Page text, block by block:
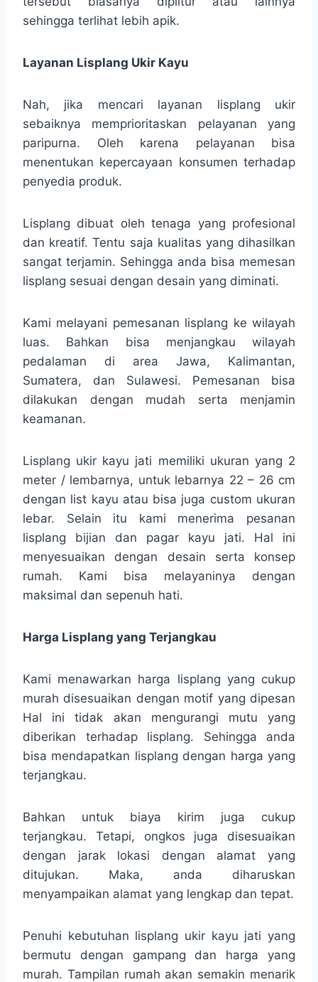
sehingga terlihat lebih apik.
Layanan Lisplang Ukir Kayu
Nah, jika mencari layanan lisplang ukir
sebaiknya memprioritaskan pelayanan yang
paripurna. Oleh karena pelayanan bisa
menentukan kepercayaan konsumen terhadap
penyedia produk.
Lisplang dibuat oleh tenaga yang profesional
dan kreatif. Tentu saja kualitas yang dihasilkan
sangat terjamin. Sehingga anda bisa memesan
lisplang sesuai dengan desain yang diminati.
Kami melayani pemesanan lisplang ke wilayah
luas. Bahkan bisa menjangkau wilayah
pedalaman di area Jawa, Kalimantan,
Sumatera, dan Sulawesi. Pemesanan bisa
dilakukan dengan mudah serta menjamin
keamanan.
Lisplang ukir kayu jati memiliki ukuran yang 2
meter / lembarnya, untuk lebarnya 22 – 26 cm
dengan list kayu atau bisa juga custom ukuran
lebar. Selain itu kami menerima pesanan
lisplang bijian dan pagar kayu jati. Hal ini
menyesuaikan dengan desain serta konsep
rumah. Kami bisa melayaninya dengan
maksimal dan sepenuh hati.
Harga Lisplang yang Terjangkau
Kami menawarkan harga lisplang yang cukup
murah disesuaikan dengan motif yang dipesan
Hal ini tidak akan mengurangi mutu yang
diberikan terhadap lisplang. Sehingga anda
bisa mendapatkan lisplang dengan harga yang
terjangkau.
Bahkan untuk biaya kirim juga cukup
terjangkau. Tetapi, ongkos juga disesuaikan
dengan jarak lokasi dengan alamat yang
ditujukan. Maka, anda diharuskan
menyampaikan alamat yang lengkap dan tepat.
Penuhi kebutuhan lisplang ukir kayu jati yang
bermutu dengan gampang dan harga yang
murah. Tampilan rumah akan semakin menarik